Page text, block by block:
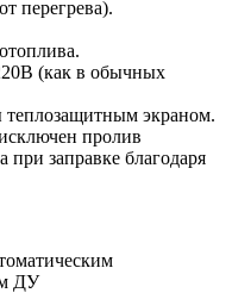
перегрева).
(как в обычных
экраном.
пролив
при заправке благодаря
ДУ